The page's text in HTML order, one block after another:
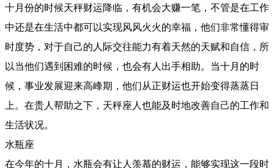
十月份的时候天秤财运降临，有机会大赚一笔，不管是在工作
中还是在生活中都可以实现风风火火的幸福，他们非常懂得审
时度势，对于自己的人际交往能力有着天然的天赋和自信，所
以当他们遇到困难的时候，也会有人出手相助。当十月的时
候，事业发展迎来高峰期，他们从正财运也开始变得蒸蒸日
上。在贵人帮助之下，天秤座人也能及时地改善自己的工作和
生活状况。
水瓶座
在今年的十月，水瓶会有让人羡慕的财运，能够实现这一段时